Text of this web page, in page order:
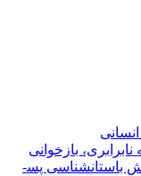
بازخوانی
باستان­شناسی پس­